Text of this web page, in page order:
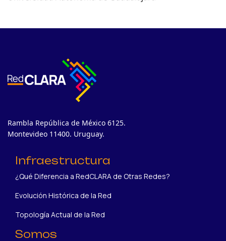
Rambla República de México 6125.
Montevideo 11400. Uruguay.
Infraestructura
¿Qué Diferencia a RedCLARA de Otras Redes?
Evolución Histórica de la Red
Topología Actual de la Red
Somos